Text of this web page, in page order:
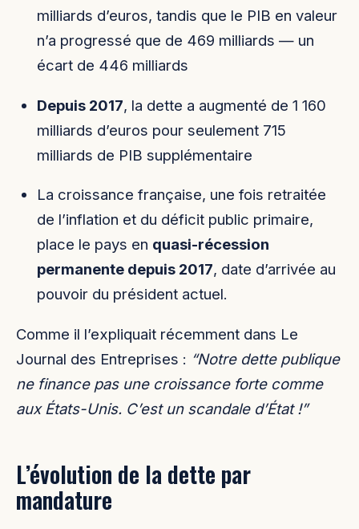
milliards d’euros, tandis que le PIB en valeur
n’a progressé que de 469 milliards — un
écart de 446 milliards
Depuis 2017, la dette a augmenté de 1 160
milliards d’euros pour seulement 715
milliards de PIB supplémentaire
La croissance française, une fois retraitée
de l’inflation et du déficit public primaire,
place le pays en quasi-récession
permanente depuis 2017, date d’arrivée au
pouvoir du président actuel.
Comme il l’expliquait récemment dans Le
Journal des Entreprises : “Notre dette publique
ne finance pas une croissance forte comme
aux États-Unis. C’est un scandale d’État !”
L’évolution de la dette par
mandature